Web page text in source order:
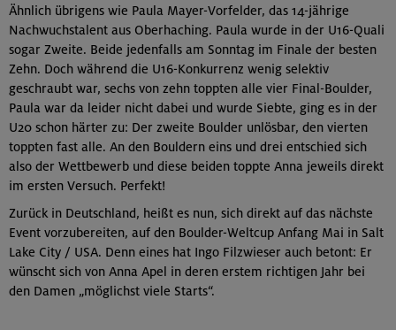
Ähnlich übrigens wie Paula Mayer-Vorfelder, das 14-jährige
Nachwuchstalent aus Oberhaching. Paula wurde in der U16-Quali
sogar Zweite. Beide jedenfalls am Sonntag im Finale der besten
Zehn. Doch während die U16-Konkurrenz wenig selektiv
geschraubt war, sechs von zehn toppten alle vier Final-Boulder,
Paula war da leider nicht dabei und wurde Siebte, ging es in der
U20 schon härter zu: Der zweite Boulder unlösbar, den vierten
toppten fast alle. An den Bouldern eins und drei entschied sich
also der Wettbewerb und diese beiden toppte Anna jeweils direkt
im ersten Versuch. Perfekt!
Zurück in Deutschland, heißt es nun, sich direkt auf das nächste
Event vorzubereiten, auf den Boulder-Weltcup Anfang Mai in Salt
Lake City / USA. Denn eines hat Ingo Filzwieser auch betont: Er
wünscht sich von Anna Apel in deren erstem richtigen Jahr bei
den Damen „möglichst viele Starts“.